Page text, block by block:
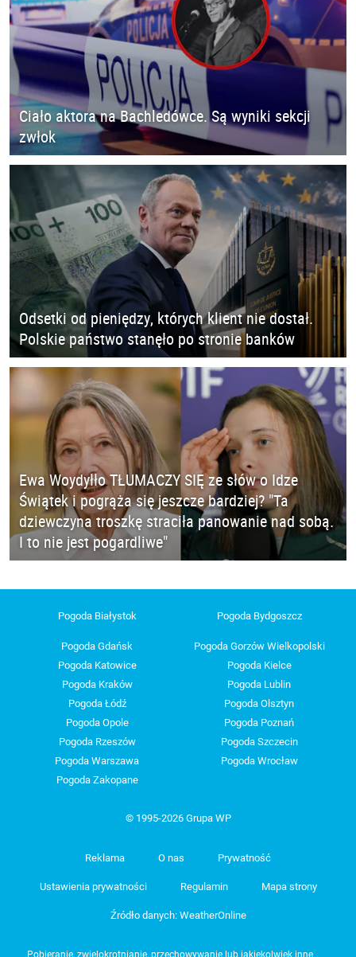
Ciało aktora na Bachledówce. Są wyniki sekcji
zwłok
Odsetki od pieniędzy, których klient nie dostał.
Polskie państwo stanęło po stronie banków
Ewa Woydyłło TŁUMACZY SIĘ ze słów o Idze
Świątek i pogrąża się jeszcze bardziej? "Ta
dziewczyna troszkę straciła panowanie nad sobą.
I to nie jest pogardliwe"
Pogoda Białystok Pogoda Bydgoszcz
Pogoda Gdańsk
Pogoda Gorzów Wielkopolski
Pogoda Katowice
Pogoda Kielce
Pogoda Kraków
Pogoda Lublin
Pogoda Łódź
Pogoda Olsztyn
Pogoda Opole
Pogoda Poznań
Pogoda Rzeszów
Pogoda Szczecin
Pogoda Warszawa
Pogoda Wrocław
Pogoda Zakopane
© 1995-2026 Grupa WP
Reklama O nas Prywatność
Ustawienia prywatności Regulamin Mapa strony
Źródło danych: WeatherOnline
Pobieranie, zwielokrotnianie, przechowywanie lub jakiekolwiek inne